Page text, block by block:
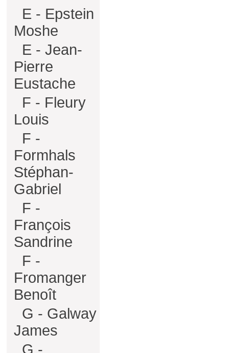
E - Epstein
Moshe
E - Jean-
Pierre
Eustache
F - Fleury
Louis
F -
Formhals
Stéphan-
Gabriel
F -
François
Sandrine
F -
Fromanger
Benoît
G - Galway
James
G -